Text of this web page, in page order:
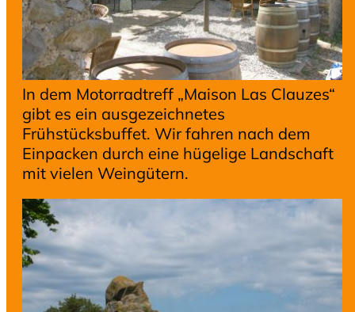
In dem Motorradtreff „Maison Las Clauzes“
gibt es ein ausgezeichnetes
Frühstücksbuffet. Wir fahren nach dem
Einpacken durch eine hügelige Landschaft
mit vielen Weingütern.